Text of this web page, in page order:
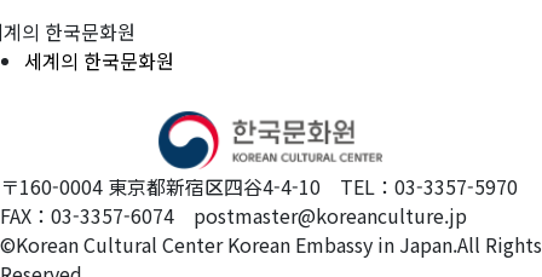
의 한국문화원
세계의 한국문화원
〒160-0004 東京都新宿区四谷4-4-10 TEL：03-3357-5970
FAX：03-3357-6074 postmaster@koreanculture.jp
©Korean Cultural Center Korean Embassy in Japan.All Rights